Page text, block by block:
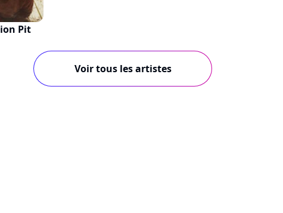
Pit
Voir tous les artistes